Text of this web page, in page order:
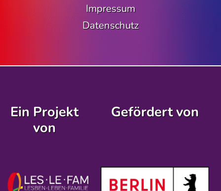
Impressum
Datenschutz
Ein Projekt
von
Gefördert von